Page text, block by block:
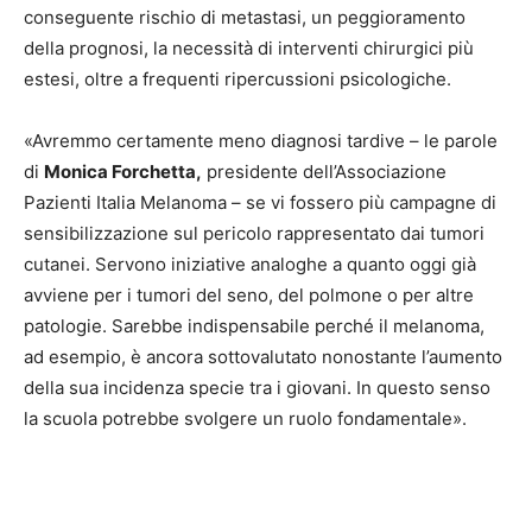
conseguente rischio di metastasi, un peggioramento
della prognosi, la necessità di interventi chirurgici più
estesi, oltre a frequenti ripercussioni psicologiche.
«Avremmo certamente meno diagnosi tardive – le parole
di Monica Forchetta, presidente dell’Associazione
Pazienti Italia Melanoma – se vi fossero più campagne di
sensibilizzazione sul pericolo rappresentato dai tumori
cutanei. Servono iniziative analoghe a quanto oggi già
avviene per i tumori del seno, del polmone o per altre
patologie. Sarebbe indispensabile perché il melanoma,
ad esempio, è ancora sottovalutato nonostante l’aumento
della sua incidenza specie tra i giovani. In questo senso
la scuola potrebbe svolgere un ruolo fondamentale».